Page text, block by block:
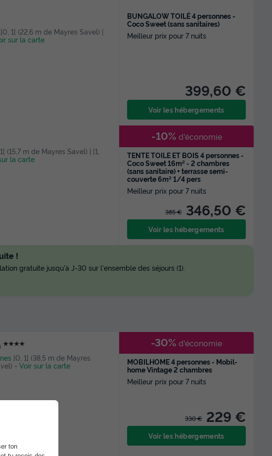
]0, 1[ (22,6 m de Mayres Savel) |
sur la carte
BUNGALOW TOILÉ 4 personnes -
Coco Sweet (sans sanitaires)
Meilleur prix pour 7 nuits
399,60 €
Voir les hébergements
(15,7 m de Mayres Savel) | [1,
la carte
TENTE TOILE ET BOIS 4 personnes -
Coco Sweet 16m² - 2 chambres
(sans sanitaire) + terrasse semi-
couverte 6m² 1/4 pers
Meilleur prix pour 7 nuits
385 € 346,50 €
-10% d'économie
Voir les hébergements
★★★★
]0, 1[ (38,5 m de Mayres
- Voir sur la carte
intérieure
MOBILHOME 4 personnes - Mobil-
home Vintage 2 chambres
Meilleur prix pour 7 nuits
330 € 229 €
-30% d'économie
Voir les hébergements
!
gratuite jusqu'à J-30 sur l'ensemble des séjours (1).